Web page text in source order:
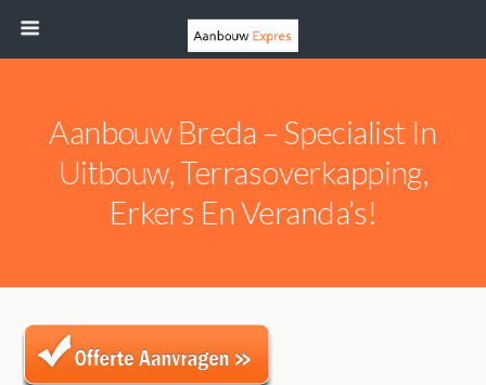
Aanbouw Breda – Specialist In
Uitbouw, Terrasoverkapping,
Erkers En Veranda’s!